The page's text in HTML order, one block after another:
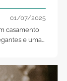
01/07/2025
casamento
e uma